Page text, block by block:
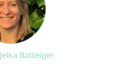
Jelka Batteiger